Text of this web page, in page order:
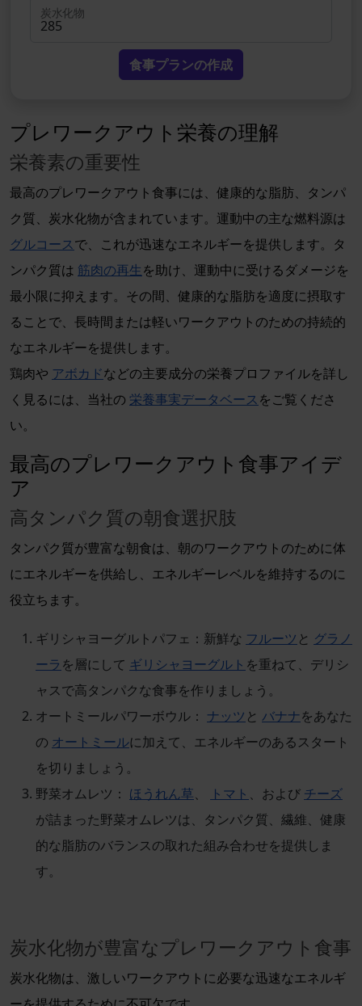
炭水化物
食事プランの作成
プレワークアウト栄養の理解
栄養素の重要性
最高のプレワークアウト食事には、健康的な脂肪、タンパ
ク質、炭水化物が含まれています。運動中の主な燃料源は
グルコースで、これが迅速なエネルギーを提供します。タ
ンパク質は 筋肉の再生を助け、運動中に受けるダメージを
最小限に抑えます。その間、健康的な脂肪を適度に摂取す
ることで、長時間または軽いワークアウトのための持続的
なエネルギーを提供します。
鶏肉や アボカドなどの主要成分の栄養プロファイルを詳し
く見るには、当社の 栄養事実データベースをご覧くださ
い。
最高のプレワークアウト食事アイデ
ア
高タンパク質の朝食選択肢
タンパク質が豊富な朝食は、朝のワークアウトのために体
にエネルギーを供給し、エネルギーレベルを維持するのに
役立ちます。
ギリシャヨーグルトパフェ：新鮮な フルーツ と グラノ
ーラ を層にして ギリシャヨーグルト を重ねて、デリシ
ャスで高タンパクな食事を作りましょう。
オートミールパワーボウル： ナッツ と バナナをあなた
の オートミールに加えて、エネルギーのあるスタート
を切りましょう。
野菜オムレツ： ほうれん草、 トマト 、および チーズ
が詰まった野菜オムレツは、タンパク質、繊維、健康
的な脂肪のバランスの取れた組み合わせを提供しま
す。
炭水化物が豊富なプレワークアウト食事
炭水化物は、激しいワークアウトに必要な迅速なエネルギ